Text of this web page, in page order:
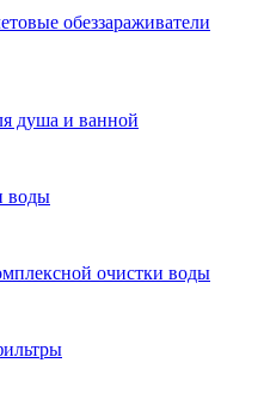
обеззараживатели
душа и ванной
воды
очистки воды